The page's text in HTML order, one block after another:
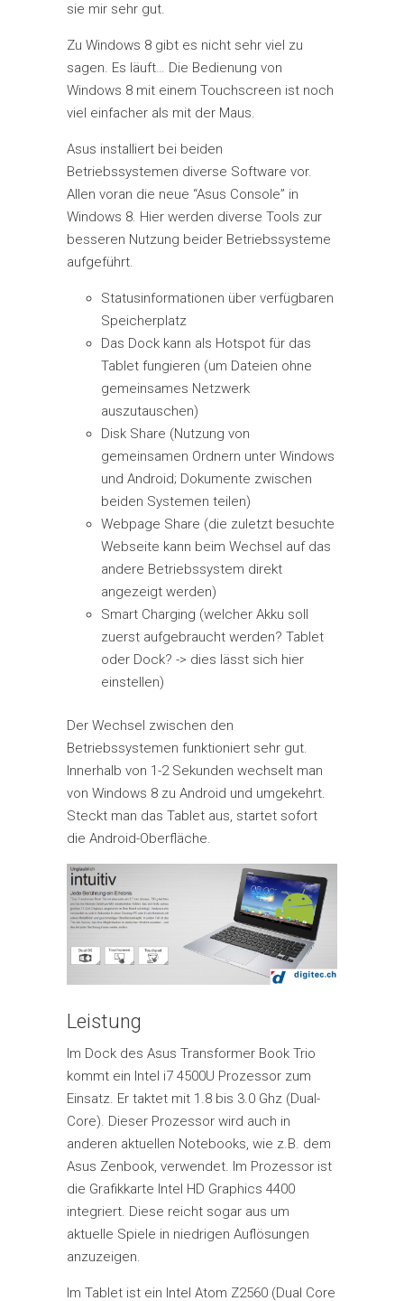
sie mir sehr gut.
Zu Windows 8 gibt es nicht sehr viel zu
sagen. Es läuft… Die Bedienung von
Windows 8 mit einem Touchscreen ist noch
viel einfacher als mit der Maus.
Asus installiert bei beiden
Betriebssystemen diverse Software vor.
Allen voran die neue “Asus Console” in
Windows 8. Hier werden diverse Tools zur
besseren Nutzung beider Betriebssysteme
aufgeführt.
Statusinformationen über verfügbaren
Speicherplatz
Das Dock kann als Hotspot für das
Tablet fungieren (um Dateien ohne
gemeinsames Netzwerk
auszutauschen)
Disk Share (Nutzung von
gemeinsamen Ordnern unter Windows
und Android; Dokumente zwischen
beiden Systemen teilen)
Webpage Share (die zuletzt besuchte
Webseite kann beim Wechsel auf das
andere Betriebssystem direkt
angezeigt werden)
Smart Charging (welcher Akku soll
zuerst aufgebraucht werden? Tablet
oder Dock? -> dies lässt sich hier
einstellen)
Der Wechsel zwischen den
Betriebssystemen funktioniert sehr gut.
Innerhalb von 1-2 Sekunden wechselt man
von Windows 8 zu Android und umgekehrt.
Steckt man das Tablet aus, startet sofort
die Android-Oberfläche.
Leistung
Im Dock des Asus Transformer Book Trio
kommt ein Intel i7 4500U Prozessor zum
Einsatz. Er taktet mit 1.8 bis 3.0 Ghz (Dual-
Core). Dieser Prozessor wird auch in
anderen aktuellen Notebooks, wie z.B. dem
Asus Zenbook, verwendet. Im Prozessor ist
die Grafikkarte Intel HD Graphics 4400
integriert. Diese reicht sogar aus um
aktuelle Spiele in niedrigen Auflösungen
anzuzeigen.
Im Tablet ist ein Intel Atom Z2560 (Dual Core